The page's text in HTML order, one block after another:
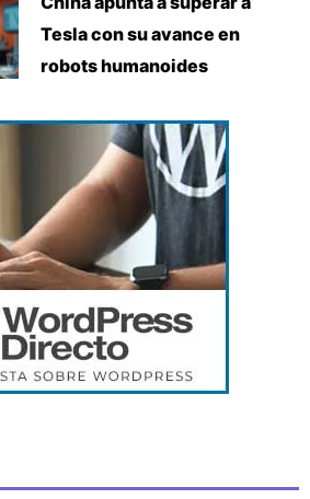
Tesla con su avance en
robots humanoides